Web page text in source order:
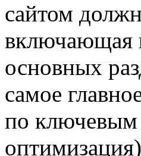
сайтом
включающая
основных
самое
по ключевым